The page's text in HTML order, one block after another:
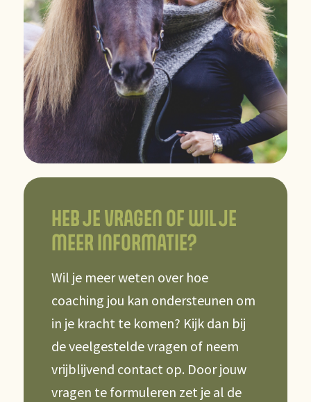
HEB JE VRAGEN OF WIL JE
MEER INFORMATIE?
Wil je meer weten over hoe
coaching jou kan ondersteunen om
in je kracht te komen? Kijk dan bij
de veelgestelde vragen of neem
vrijblijvend contact op. Door jouw
vragen te formuleren zet je al de